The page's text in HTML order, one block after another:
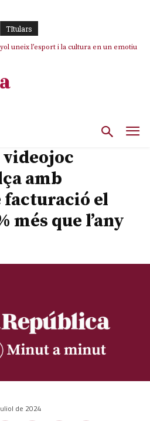
TItulars
uneix l’esport i la cultura en un emotiu
videojoc
amb
facturació el
més que l’any
de 2024